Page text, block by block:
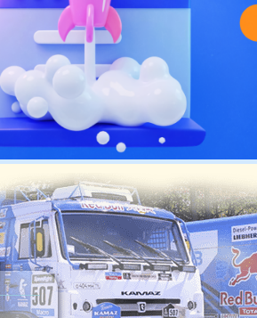
Обновился дизайн сайта
Сегодня